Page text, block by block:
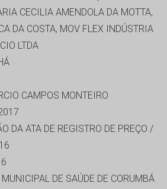
CECILIA AMENDOLA DA MOTTA,
DA COSTA, MOV FLEX INDÚSTRIA
LTDA
CAMPOS MONTEIRO
DA ATA DE REGISTRO DE PREÇO /
DE SAÚDE DE CORUMBÁ